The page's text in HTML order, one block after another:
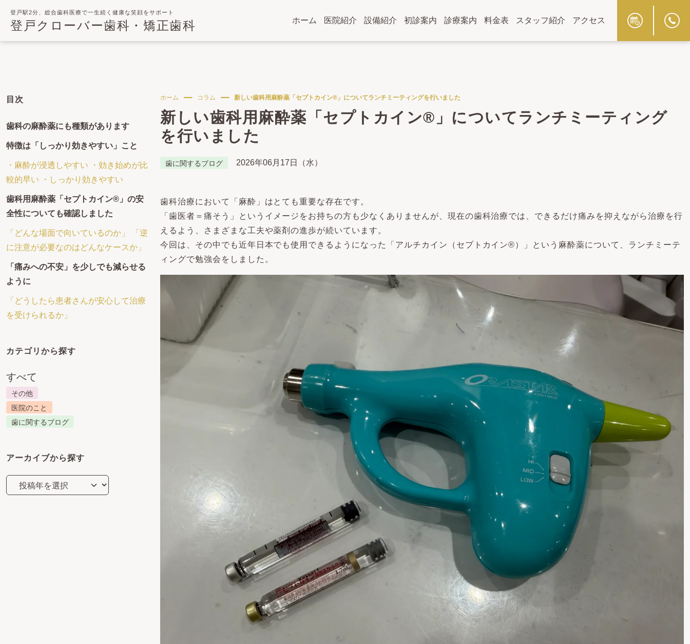
登戸駅2分、総合歯科医療で一生続く健康な笑顔をサポート
登戸クローバー歯科・矯正歯科 ホーム 医院紹介 設備紹介 初診案内 診療案内 料金表 スタッフ紹介 アクセス
ホーム コラム 新しい歯科用麻酔薬「セプトカイン®」についてランチミーティングを行いました
新しい歯科用麻酔薬「セプトカイン®」についてランチミーティング
を行いました
歯に関するブログ 2026年06月17日（水）
歯科治療において「麻酔」はとても重要な存在です。
「歯医者＝痛そう」というイメージをお持ちの方も少なくありませんが、現在の歯科治療では、できるだけ痛みを抑えながら治療を行
えるよう、さまざまな工夫や薬剤の進歩が続いています。
今回は、その中でも近年日本でも使用できるようになった「アルチカイン（セプトカイン®）」という麻酔薬について、ランチミーテ
ィングで勉強会をしました。
目次
歯科の麻酔薬にも種類があります
特徴は「しっかり効きやすい」こと
・麻酔が浸透しやすい ・効き始めが比
較的早い ・しっかり効きやすい
歯科用麻酔薬「セプトカイン®」の安
全性についても確認しました
「どんな場面で向いているのか」 「逆
に注意が必要なのはどんなケースか」
「痛みへの不安」を少しでも減らせる
ように
「どうしたら患者さんが安心して治療
を受けられるか」
カテゴリから探す
すべて
その他
医院のこと
歯に関するブログ
アーカイブから探す